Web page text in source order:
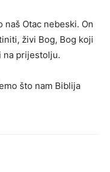
naš Otac nebeski. On
živi Bog, Bog koji
na prijestolju.
što nam Biblija